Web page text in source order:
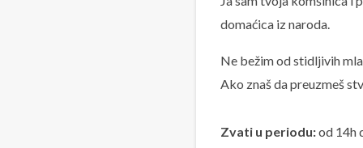
domaćica iz naroda.
Ne bežim od stidljivih
Ako znaš da preuzmeš
Zvati u periodu:od 14h